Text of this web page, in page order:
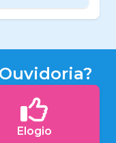
Elogio